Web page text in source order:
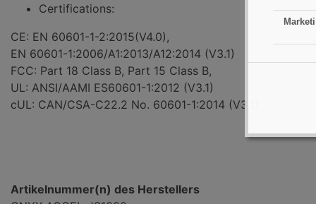
Certifications:
CE: EN 60601-1-2:2015(V4.0),
EN 60601-1:2006/A1:2013/A12:2014 (V3.1)
FCC: Part 18 Class B, Part 15 Class B,
UL: ANSI/AAMI ES60601-1:2012 (V3.1)
cUL: CAN/CSA-C22.2 No. 60601-1:2014 (V3.1)
Artikelnummer(n) des Herstellers